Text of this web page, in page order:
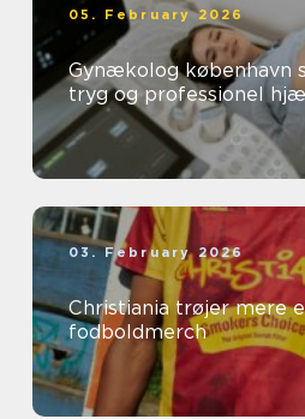
05. February 2026
Gynækolog københavn sådan finder du
tryg og professionel
03. February 2026
Christiania trøjer mere end bare
fodboldmerch